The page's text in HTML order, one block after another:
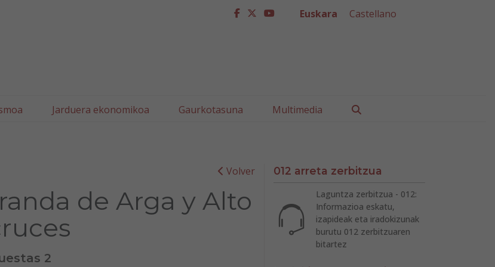
facebook
twitter
youtube
Euskara Castellano
Jarduera ekonomikoa Gaurkotasuna Multimedia
Volver
de Arga y Alto
2
012 arreta zerbitzua
Laguntza zerbitzua - 012:
Informazioa eskatu,
izapideak eta iradokizunak
burutu 012 zerbitzuaren
bitartez